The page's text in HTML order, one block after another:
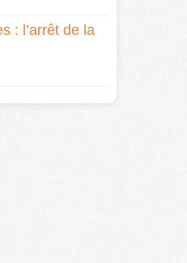
: l’arrêt de la